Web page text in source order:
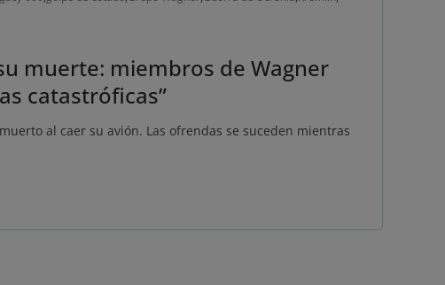
muerte: miembros de Wagner
catastróficas”
al caer su avión. Las ofrendas se suceden mientras